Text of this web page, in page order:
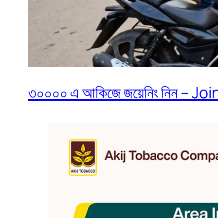
৩০০০০ এ আকিজে জয়েনিং নিন –